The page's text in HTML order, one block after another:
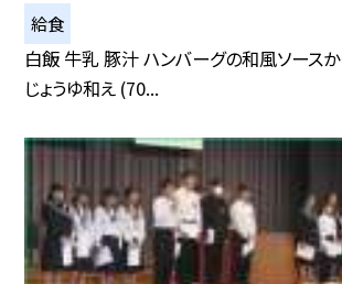
給食
白飯 牛乳 豚汁 ハンバーグの和風ソースか
じょうゆ和え (70...